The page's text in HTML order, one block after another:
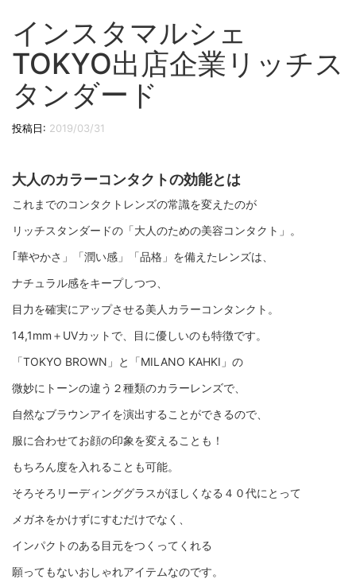
ン
切
インスタマルシェ
TOKYO出店企業リッチス
タンダード
投稿日: 2019/03/31
大人のカラーコンタクトの効能とは
これまでのコンタクトレンズの常識を変えたのが
リッチスタンダードの「大人のための美容コンタクト」。
｢華やかさ」「潤い感」「品格」を備えたレンズは、
ナチュラル感をキープしつつ、
目力を確実にアップさせる美人カラーコンタンクト。
14,1mm＋UVカットで、目に優しいのも特徴です。
「TOKYO BROWN」と「MILANO KAHKI」の
微妙にトーンの違う２種類のカラーレンズで、
自然なブラウンアイを演出することができるので、
服に合わせてお顔の印象を変えることも！
もちろん度を入れることも可能。
そろそろリーディンググラスがほしくなる４０代にとって
メガネをかけずにすむだけでなく、
インパクトのある目元をつくってくれる
願ってもないおしゃれアイテムなのです。